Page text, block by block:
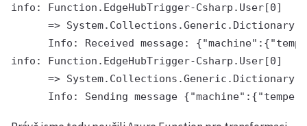
info: Function.EdgeHubTrigger-Csharp.User[0]
=>
Info: Received message:
info: Function.EdgeHubTrigger-Csharp.User[0]
=>
Info: Sending message